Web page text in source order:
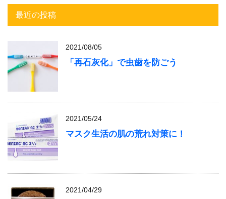
最近の投稿
2021/08/05
「再石灰化」で虫歯を防ごう
2021/05/24
マスク生活の肌の荒れ対策に！
2021/04/29